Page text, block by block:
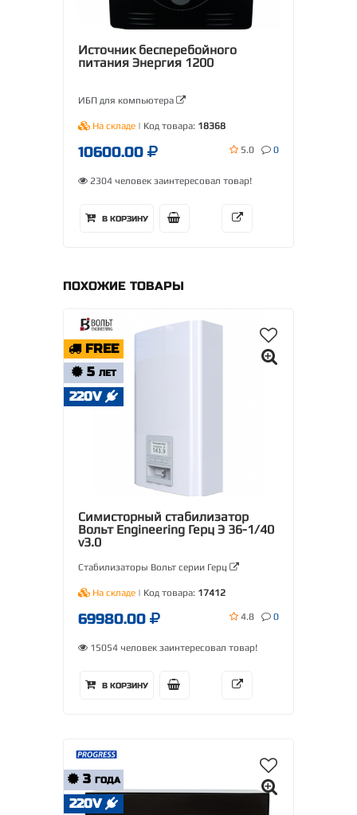
Источник бесперебойного
питания Энергия 1200
ИБП для компьютера
На складе | Код товара: 18368
10600.00 5.0 0
2304 человек заинтересовал товар!
В КОРЗИНУ
ПОХОЖИЕ ТОВАРЫ
FREE
5 ЛЕТ
220V
Симисторный стабилизатор
Вольт Engineering Герц Э 36-1/40
v3.0
Стабилизаторы Вольт серии Герц
На складе | Код товара: 17412
69980.00 4.8 0
15054 человек заинтересовал товар!
В КОРЗИНУ
3 ГОДА
220V